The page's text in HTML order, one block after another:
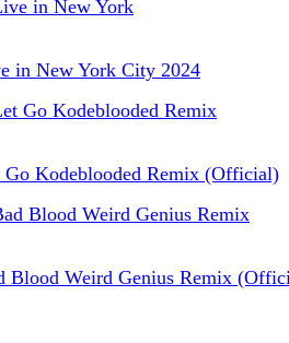
in New York City 2024
Kodeblooded Remix (Official)
Blood Weird Genius Remix